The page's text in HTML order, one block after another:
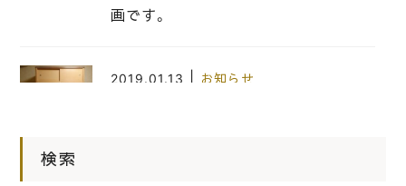
画です。
2019.01.13 お知らせ
検索